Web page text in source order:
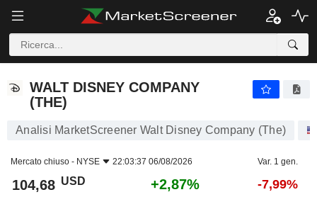
WALT DISNEY COMPANY
(THE)
Analisi MarketScreener Walt Disney Company (The)
Mercato chiuso - NYSE 22:03:37 06/08/2026 Var. 1 gen.
104,68 USD +2,87% -7,99%